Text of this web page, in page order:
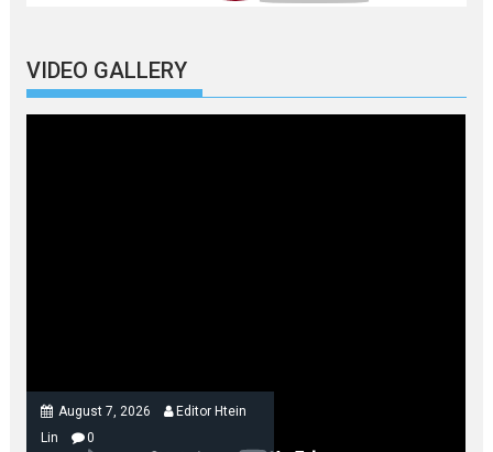
VIDEO GALLERY
August 7, 2026
Editor Htein
Lin
0